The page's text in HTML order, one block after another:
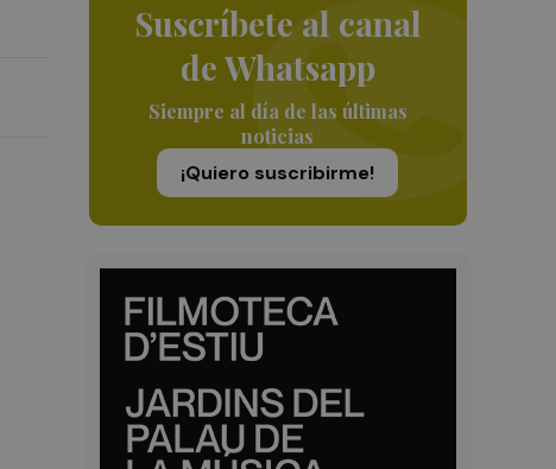
Suscríbete al canal
de Whatsapp
Siempre al día de las últimas
noticias
¡Quiero suscribirme!